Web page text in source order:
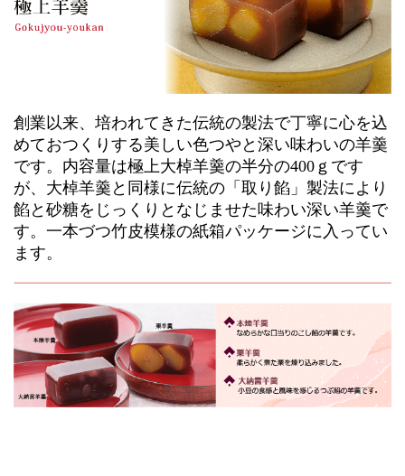
創業以来、培われてきた伝統の製法で丁寧に心を込
めておつくりする美しい色つやと深い味わいの羊羹
です。内容量は極上大棹羊羹の半分の400ｇです
が、大棹羊羹と同様に伝統の「取り餡」製法により
餡と砂糖をじっくりとなじませた味わい深い羊羹で
す。一本づつ竹皮模様の紙箱パッケージに入ってい
ます。